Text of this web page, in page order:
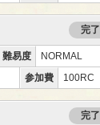
完了
難易度
NORMAL
参加費 100RC
完了